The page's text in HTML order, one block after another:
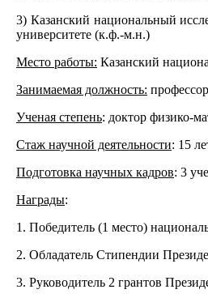
3) Казанский национальный
университете (к.ф.-м.н.)
Место работы: Казанский
Занимаемая должность:
Ученая степень: доктор физико-
Стаж научной деятельности: 15
Подготовка научных кадров: 3
Награды:
1. Победитель (1 место)
2. Обладатель Стипендии
3. Руководитель 2 грантов